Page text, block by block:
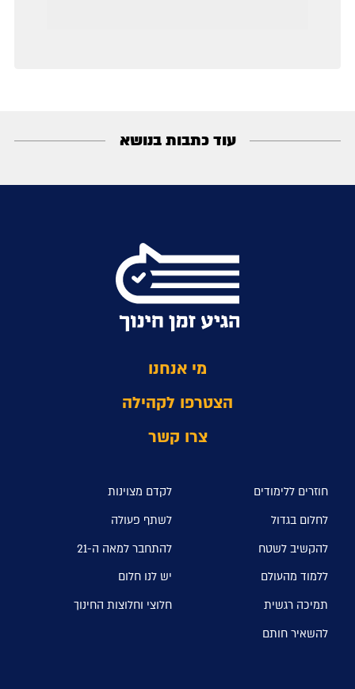
עוד כתבות בנושא
מי אנחנו
הצטרפו לקהילה
צרו קשר
חוזרים ללימודים
לקדם מצוינות
לחלום בגדול
לשתף פעולה
להקשיב לשטח
להתחבר למאה ה-21
ללמוד מהעולם
יש לנו חלום
תמיכה רגשית
חלוצי וחלוצות החינוך
להשאיר חותם